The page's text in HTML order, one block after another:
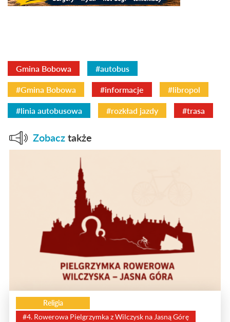
Gmina Bobowa #autobus
#Gmina Bobowa #informacje #libropol
#linia autobusowa #rozkład jazdy #trasa
Zobacz także
Religia
#4. Rowerowa Pielgrzymka z Wilczysk na Jasną Górę